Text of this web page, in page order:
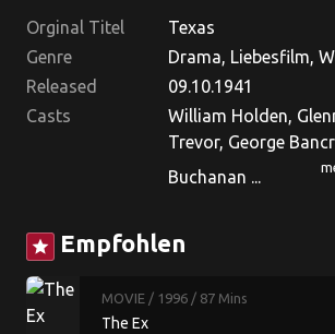
Orginal Titel
Texas
Genre
Drama, Liebesfilm,
Released
09.10.1941
Casts
William Holden,
Trevor, George
Buchanan ...
star Empfohlen
MOVIE / 1996 / 87 Mins
The Ex